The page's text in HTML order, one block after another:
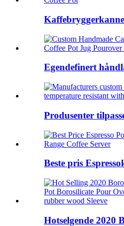
Egendefinert
Produsenter
Beste pris
Hotselgende 2020